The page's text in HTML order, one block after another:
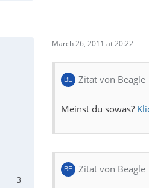
3
March 26, 2011 at 20:22
Zitat von Beagle
Meinst du sowas?
Zitat von Beagle